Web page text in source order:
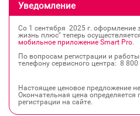
Уведомление
Со 1 сентября 2025 г. оформление
жизнь плюс" теперь
мобильное приложение Smart Pro.
По вопросам регистрации и
телефону сервисного центра: 8 800
Настоящее ценовое предложение
Окончательная цена определяется
регистрации на сайте.